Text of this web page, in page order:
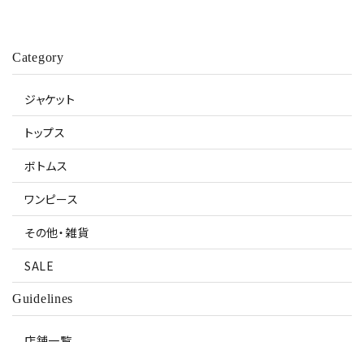
Category
ジャケット
トップス
ボトムス
ワンピース
その他・雑貨
SALE
Guidelines